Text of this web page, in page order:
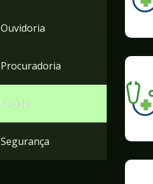
Ouvidoria
Procuradoria
Saúde
Segurança